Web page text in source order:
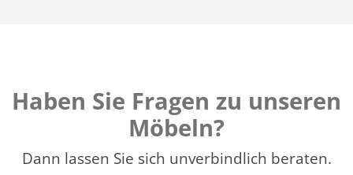
Haben Sie Fragen zu unseren
Möbeln?
Dann lassen Sie sich unverbindlich beraten.